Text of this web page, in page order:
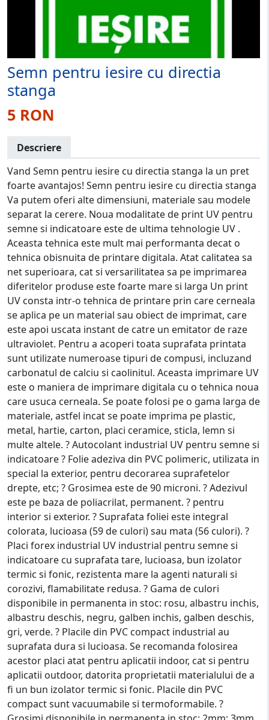
Semn pentru iesire cu directia
stanga
5 RON
Descriere
Vand Semn pentru iesire cu directia stanga la un pret
foarte avantajos! Semn pentru iesire cu directia stanga
Va putem oferi alte dimensiuni, materiale sau modele
separat la cerere. Noua modalitate de print UV pentru
semne si indicatoare este de ultima tehnologie UV .
Aceasta tehnica este mult mai performanta decat o
tehnica obisnuita de printare digitala. Atat calitatea sa
net superioara, cat si versarilitatea sa pe imprimarea
diferitelor produse este foarte mare si larga Un print
UV consta intr-o tehnica de printare prin care cerneala
se aplica pe un material sau obiect de imprimat, care
este apoi uscata instant de catre un emitator de raze
ultraviolet. Pentru a acoperi toata suprafata printata
sunt utilizate numeroase tipuri de compusi, incluzand
carbonatul de calciu si caolinitul. Aceasta imprimare UV
este o maniera de imprimare digitala cu o tehnica noua
care usuca cerneala. Se poate folosi pe o gama larga de
materiale, astfel incat se poate imprima pe plastic,
metal, hartie, carton, placi ceramice, sticla, lemn si
multe altele. ? Autocolant industrial UV pentru semne si
indicatoare ? Folie adeziva din PVC polimeric, utilizata in
special la exterior, pentru decorarea suprafetelor
drepte, etc; ? Grosimea este de 90 microni. ? Adezivul
este pe baza de poliacrilat, permanent. ? pentru
interior si exterior. ? Suprafata foliei este integral
colorata, lucioasa (59 de culori) sau mata (56 culori). ?
Placi forex industrial UV industrial pentru semne si
indicatoare cu suprafata tare, lucioasa, bun izolator
termic si fonic, rezistenta mare la agenti naturali si
corozivi, flamabilitate redusa. ? Gama de culori
disponibile in permanenta in stoc: rosu, albastru inchis,
albastru deschis, negru, galben inchis, galben deschis,
gri, verde. ? Placile din PVC compact industrial au
suprafata dura si lucioasa. Se recomanda folosirea
acestor placi atat pentru aplicatii indoor, cat si pentru
aplicatii outdoor, datorita proprietatii materialului de a
fi un bun izolator termic si fonic. Placile din PVC
compact sunt vacuumabile si termoformabile. ?